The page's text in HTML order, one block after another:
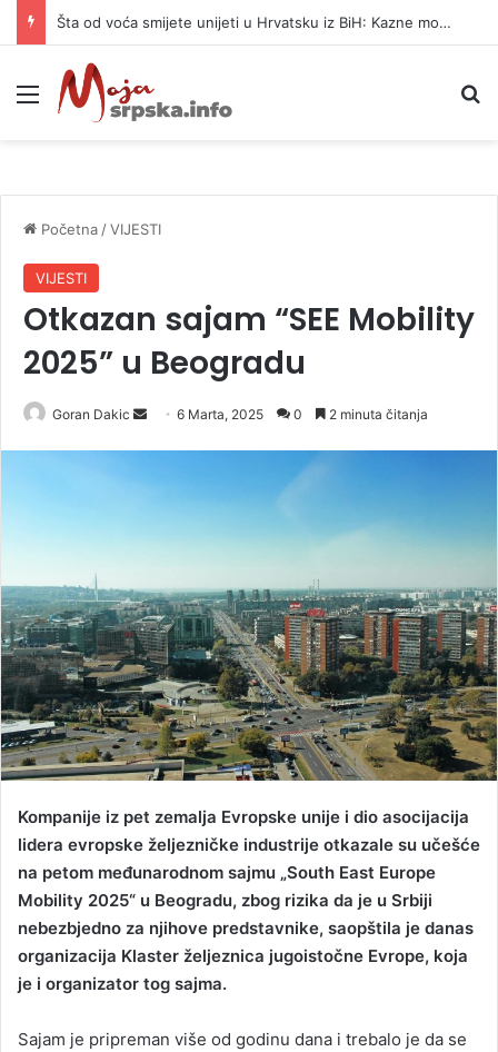
Službenica UIO BiH optužena da je prikrila 370.000 KM
Meni
Početna /VIJESTI
VIJESTI
Otkazan sajam “SEE Mobility
2025” u Beogradu
Goran Dakic
m
a
i
l
6 Marta, 2025 0 2 minuta čitanja
Kompanije iz pet zemalja Evropske unije i dio asocijacija
lidera evropske željezničke industrije otkazale su učešće
na petom međunarodnom sajmu „South East Europe
Mobility 2025“ u Beogradu, zbog rizika da je u Srbiji
nebezbjedno za njihove predstavnike, saopštila je danas
organizacija Klaster željeznica jugoistočne Evrope, koja
je i organizator tog sajma.
Sajam je pripreman više od godinu dana i trebalo je da se